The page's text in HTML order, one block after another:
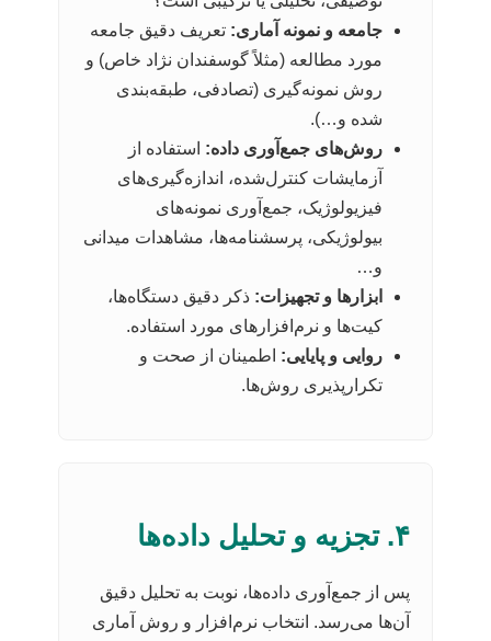
جامعه و نمونه آماری: تعریف دقیق جامعه
مورد مطالعه (مثلاً گوسفندان نژاد خاص) و
روش نمونه‌گیری (تصادفی، طبقه‌بندی
شده و…).
روش‌های جمع‌آوری داده: استفاده از
آزمایشات کنترل‌شده، اندازه‌گیری‌های
فیزیولوژیک، جمع‌آوری نمونه‌های
بیولوژیکی، پرسشنامه‌ها، مشاهدات میدانی
و…
ابزارها و تجهیزات: ذکر دقیق دستگاه‌ها،
کیت‌ها و نرم‌افزارهای مورد استفاده.
روایی و پایایی: اطمینان از صحت و
تکرارپذیری روش‌ها.
۴. تجزیه و تحلیل داده‌ها
پس از جمع‌آوری داده‌ها، نوبت به تحلیل دقیق
آن‌ها می‌رسد. انتخاب نرم‌افزار و روش آماری